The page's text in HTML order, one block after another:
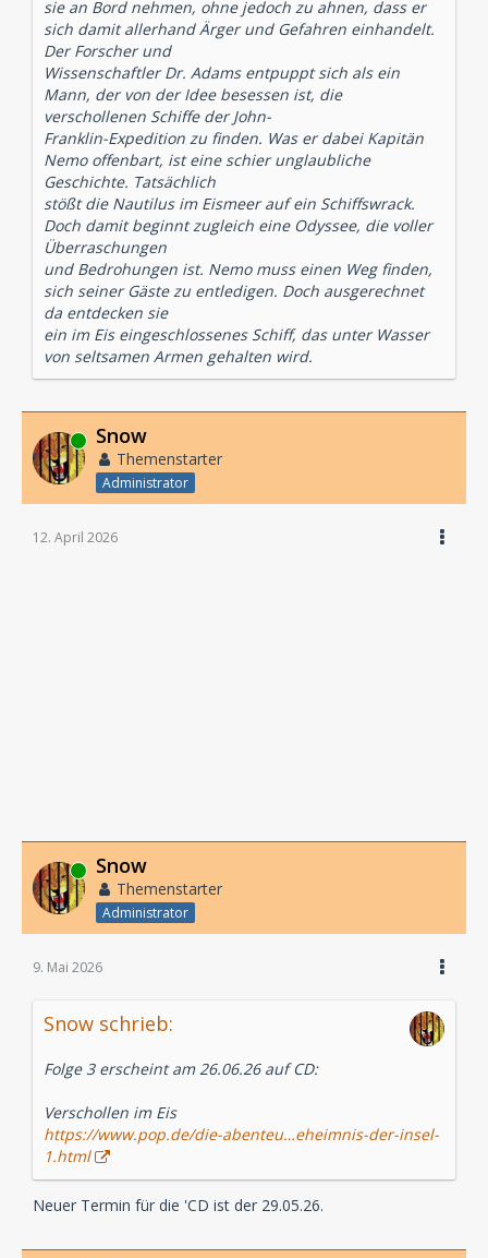
sie an Bord nehmen, ohne jedoch zu ahnen, dass er
sich damit allerhand Ärger und Gefahren einhandelt.
Der Forscher und
Wissenschaftler Dr. Adams entpuppt sich als ein
Mann, der von der Idee besessen ist, die
verschollenen Schiffe der John-
Franklin-Expedition zu finden. Was er dabei Kapitän
Nemo offenbart, ist eine schier unglaubliche
Geschichte. Tatsächlich
stößt die Nautilus im Eismeer auf ein Schiffswrack.
Doch damit beginnt zugleich eine Odyssee, die voller
Überraschungen
und Bedrohungen ist. Nemo muss einen Weg finden,
sich seiner Gäste zu entledigen. Doch ausgerechnet
da entdecken sie
ein im Eis eingeschlossenes Schiff, das unter Wasser
von seltsamen Armen gehalten wird.
Online Snow
Themenstarter
Administrator
12. April 2026
Online Snow
Themenstarter
Administrator
9. Mai 2026
Snow schrieb:
Folge 3 erscheint am 26.06.26 auf CD:
Verschollen im Eis
https://www.pop.de/die-abenteu…eheimnis-der-insel-
1.html
Neuer Termin für die 'CD ist der 29.05.26.